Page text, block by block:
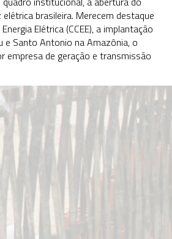
1950-1962
A entrada em cena
empresas estatais e a
criação da Eletrobras